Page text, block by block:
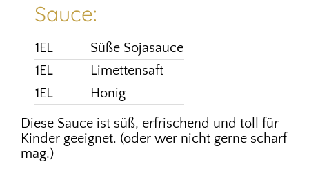
Sauce:
1EL
Süße Sojasauce
1EL
Limettensaft
1EL
Honig
Diese Sauce ist süß, erfrischend und toll für
Kinder geeignet. (oder wer nicht gerne scharf
mag.)